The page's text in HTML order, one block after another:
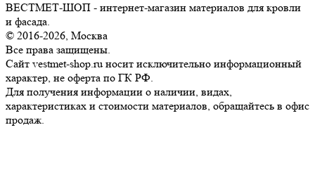
ВЕСТМЕТ-ШОП - интернет-магазин материалов для кровли
и фасада.
© 2016-2026, Москва
Все права защищены.
Сайт vestmet-shop.ru носит исключительно информационный
характер, не оферта по ГК РФ.
Для получения информации о наличии, видах,
характеристиках и стоимости материалов, обращайтесь в офис
продаж.